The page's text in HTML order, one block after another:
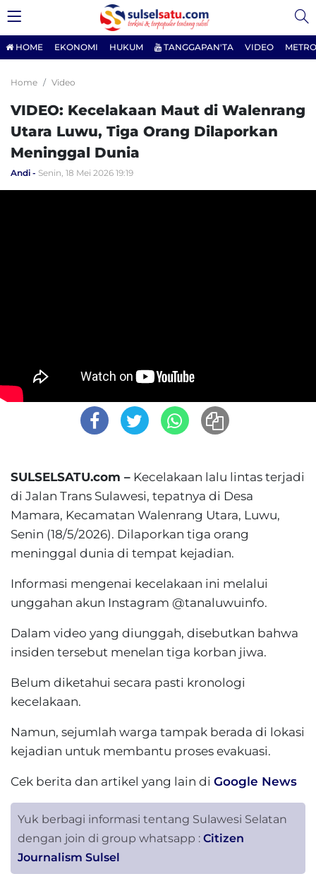
HOME EKONOMI HUKUM TANGGAPAN'TA VIDEO
Home Video
VIDEO: Kecelakaan Maut di Walenrang
Utara Luwu, Tiga Orang Dilaporkan
Meninggal Dunia
Andi Senin, 18 Mei 2026 19:19
SULSELSATU.com – Kecelakaan lalu lintas terjadi
di Jalan Trans Sulawesi, tepatnya di Desa
Mamara, Kecamatan Walenrang Utara, Luwu,
Senin (18/5/2026). Dilaporkan tiga orang
meninggal dunia di tempat kejadian.
Informasi mengenai kecelakaan ini melalui
unggahan akun Instagram @tanaluwuinfo.
Dalam video yang diunggah, disebutkan bahwa
insiden tersebut menelan tiga korban jiwa.
Belum diketahui secara pasti kronologi
kecelakaan.
Namun, sejumlah warga tampak berada di lokasi
kejadian untuk membantu proses evakuasi.
Cek berita dan artikel yang lain di Google News
Yuk berbagi informasi tentang Sulawesi Selatan
dengan join di group whatsapp : Citizen
Journalism Sulsel